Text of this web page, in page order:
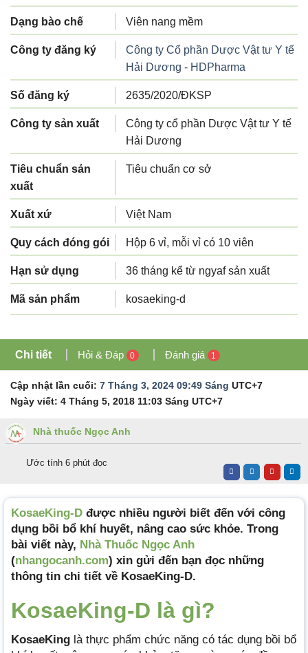
Dạng bào chế Viên nang mềm
Công ty đăng ký
Công ty Cổ phần Dược Vật tư Y tế
Hải Dương - HDPharma
Số đăng ký 2635/2020/ĐKSP
Công ty sản xuất
Công ty cổ phần Dược Vật tư Y tế
Hải Dương
Tiêu chuẩn sản
xuất
Tiêu chuẩn cơ sở
Xuất xứ Việt Nam
Quy cách đóng gói Hộp 6 vỉ, mỗi vỉ có 10 viên
Hạn sử dụng 36 tháng kể từ ngyaf sản xuất
Mã sản phẩm kosaeking-d
Chi tiết Hỏi & Đáp 0 Đánh giá 1
Cập nhật lần cuối: 7 Tháng 3, 2024 09:49 Sáng UTC+7
Ngày viết: 4 Tháng 5, 2018 11:03 Sáng UTC+7
Nhà thuốc Ngọc Anh
Ước tính 6 phút đọc
KosaeKing-D được nhiều người biết đến với công
dụng bồi bổ khí huyết, nâng cao sức khỏe. Trong
bài viết này, Nhà Thuốc Ngọc Anh
(nhangocanh.com) xin gửi đến bạn đọc những
thông tin chi tiết về KosaeKing-D.
KosaeKing-D là gì?
KosaeKing là thực phẩm chức năng có tác dụng bồi bổ